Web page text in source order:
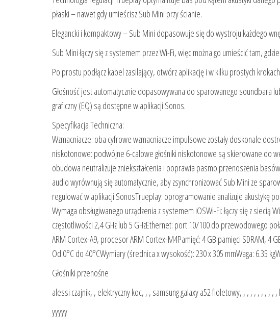
płaski – nawet gdy umieścisz Sub Mini przy ścianie.
Elegancki i kompaktowy – Sub Mini dopasowuje się do wystroju każdego
Sub Mini łączy się z systemem przez Wi-Fi, więc można go umieścić tam,
Po prostu podłącz kabel zasilający, otwórz aplikację i w kilku prostych
Głośność jest automatycznie dopasowywana do sparowanego soundbara
graficzny (EQ) są dostępne w aplikacji Sonos.
Specyfikacja Techniczna:
Wzmacniacze: oba cyfrowe wzmacniacze impulsowe zostały doskonale
niskotonowe: podwójne 6-calowe głośniki niskotonowe są skierowane do
obudowa neutralizuje zniekształcenia i poprawia pasmo przenoszenia
audio wyrównują się automatycznie, aby zsynchronizować Sub Mini ze
regulować w aplikacji SonosTrueplay: oprogramowanie analizuje akustykę
Wymaga obsługiwanego urządzenia z systemem iOSWi-Fi: łączy się z
częstotliwości 2,4 GHz lub 5 GHzEthernet: port 10/100 do przewodowego
ARM Cortex-A9, procesor ARM Cortex-M4Pamięć: 4 GB pamięci SDRAM, 4
Od 0°C do 40°CWymiary (średnica x wysokość): 230 x 305 mmWaga: 6.35
Głośniki przenośne
alessi czajnik, , elektryczny koc, , , samsung galaxy a52 fioletowy, , , , , , , , , ,
yyyyy